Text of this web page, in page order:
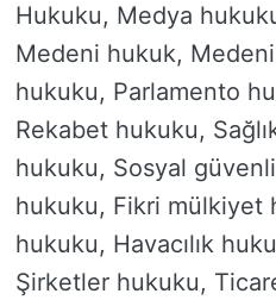
Hukuku, Medya
Medeni hukuk,
hukuku, Parlamento
Rekabet hukuku,
hukuku, Sosyal
hukuku, Fikri mülkiyet
hukuku, Havacılık
Şirketler hukuku,